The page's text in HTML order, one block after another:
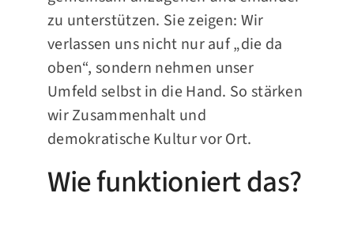
zu unterstützen. Sie zeigen: Wir
verlassen uns nicht nur auf „die da
oben“, sondern nehmen unser
Umfeld selbst in die Hand. So stärken
wir Zusammenhalt und
demokratische Kultur vor Ort.
Wie funktioniert das?